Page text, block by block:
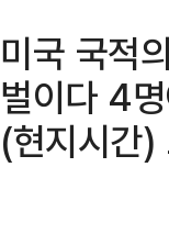
미국 국적
벌이다 4
(현지시간)